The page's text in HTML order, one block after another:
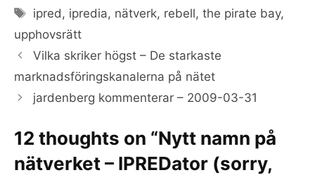
Tags
ipred , ipredia, nätverk, rebell,the pirate bay,
upphovsrätt
Vilka skriker högst – De starkaste
marknadsföringskanalerna på nätet
jardenberg kommenterar – 2009-03-31
12 thoughts on “Nytt namn på
nätverket – IPREDator (sorry,